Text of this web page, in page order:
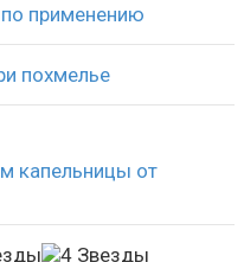
применению
похмелье
капельницы от